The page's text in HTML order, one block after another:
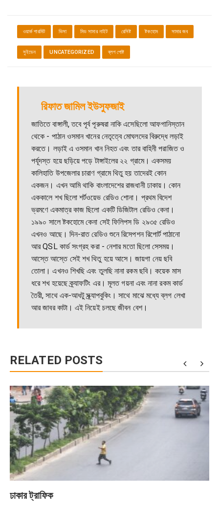
ওয়ার্ক পারমিট ভিসা মিড সামার নাইট রেসিষ্ট ষ্টকহোম সামার জব
সুইডেন UNCATEGORIZED ব্লগ পোষ্ট
রিফাত জামিল ইউসুফজাই
জাতিতে বাঙ্গালী, তবে পূর্ব পূরুষরা নাকি এসেছিলো আফগানিস্তান
থেকে - পাঠান ওসমান খানের নেতৃত্বে মোঘলদের বিরুদ্ধে লড়াই
করতে। লড়াই এ ওসমান খান নিহত এবং তার বাহিনী পরাজিত ও
পর্যূদস্ত হয়ে ছড়িয়ে পড়ে টাঙ্গাইলের ২২ গ্রামে। একসময়
কালিহাতি উপজেলার চারাণ গ্রামে থিতু হয় তাদেরই কোন
একজন। এখন আমি থাকি বাংলাদেশের রাজধানী ঢাকায়। কোন
এককালে শখ ছিলো শর্টওয়েভ রেডিও শোনা। প্রথম বিদেশ
ভ্রমণে একমাত্র কাজ ছিলো একটি ডিজিটাল রেডিও কেনা।
১৯৯০ সালে ষ্টকহোমে কেনা সেই ফিলিপস ডি ২৯৩৫ রেডিও
এখনও আছে। দিন-রাত রেডিও শুনে রিসেপশন রিপোর্ট পাঠানো
আর QSL কার্ড সংগ্রহ করা - নেশার মতো ছিলো সেসময়।
আস্তে আস্তে সেই শখ থিতু হয়ে আসে। জায়গা নেয় ছবি
তোলা। এখনও শিখছি এবং তুলছি নানা রকম ছবি। কয়েক মাস
ধরে শখ হয়েছে ক্র্যাফটিং এর। মূলত গয়না এবং নানা রকম কার্ড
তৈরী, সাথে এক-আধটু স্ক্র্যাপবুকিং। সাথে মাঝে মধ্যে ব্লগ লেখা
আর জাবর কাটা। এই নিয়েই চলছে জীবন বেশ।
RELATED POSTS
ঢাকার ট্রাফিক